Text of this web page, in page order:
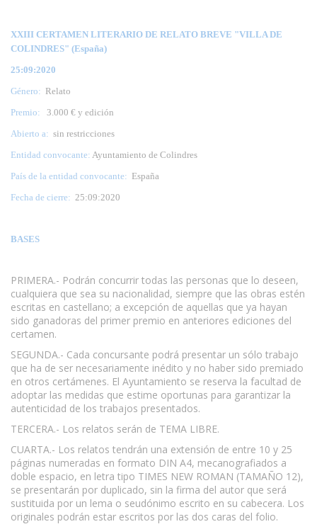
XXIII CERTAMEN LITERARIO DE RELATO BREVE "VILLA DE
COLINDRES" (España)
25:09:2020
Género: Relato
Premio:
3.000 € y edición
Abierto a: sin restricciones
Entidad convocante: Ayuntamiento de Colindres
País de la entidad convocante: España
Fecha de cierre: 25:09:2020
BASES
PRIMERA.- Podrán concurrir todas las personas que lo deseen,
cualquiera que sea su nacionalidad, siempre que las obras estén
escritas en castellano; a excepción de aquellas que ya hayan
sido ganadoras del primer premio en anteriores ediciones del
certamen.
SEGUNDA.- Cada concursante podrá presentar un sólo trabajo
que ha de ser necesariamente inédito y no haber sido premiado
en otros certámenes. El Ayuntamiento se reserva la facultad de
adoptar las medidas que estime oportunas para garantizar la
autenticidad de los trabajos presentados.
TERCERA.- Los relatos serán de TEMA LIBRE.
CUARTA.- Los relatos tendrán una extensión de entre 10 y 25
páginas numeradas en formato DIN A4, mecanografiados a
doble espacio, en letra tipo TIMES NEW ROMAN (TAMAÑO 12),
se presentarán por duplicado, sin la firma del autor que será
sustituida por un lema o seudónimo escrito en su cabecera. Los
originales podrán estar escritos por las dos caras del folio.